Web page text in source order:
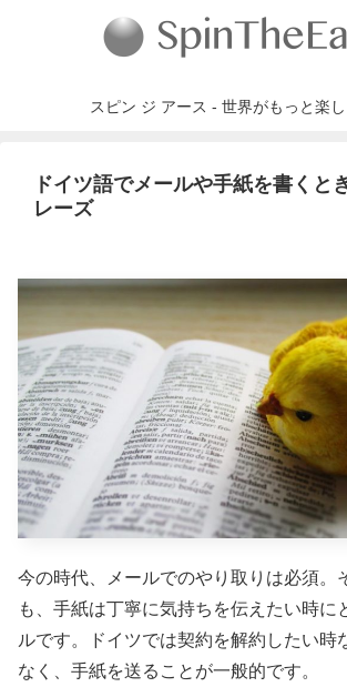
スピン ジ アース - 世界がもっと楽し
ドイツ語でメールや手紙を書くと
レーズ
今の時代、メールでのやり取りは必須。
も、手紙は丁寧に気持ちを伝えたい時に
ルです。ドイツでは契約を解約したい時
なく、手紙を送ることが一般的です。